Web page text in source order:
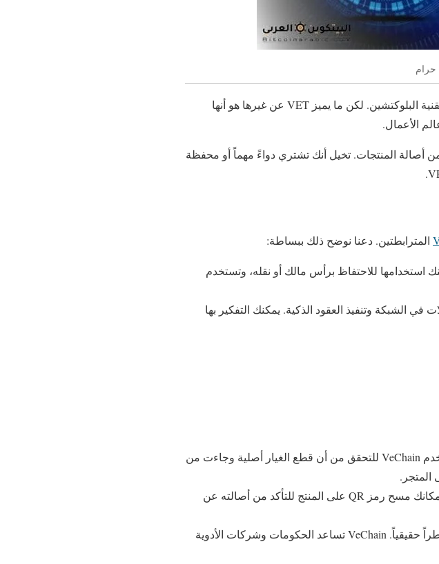
VET هو اختصار لعملة VeChain Token وهي عملة رقمية تستند على تقنية البلوكتشين. لكن ما يميز VET عن غيرها هو أنها
الأعمال.
أصالة المنتجات. تخيل أنك تشتري دواءً مهماً أو محفظة
المترابطتين. دعنا نوضح ذلك ببساطة:
استخدامها للاحتفاظ برأس مالك أو نقله، وتستخدم
الشبكة وتنفيذ العقود الذكية. يمكنك التفكير بها
: شركات كبيرة مثل BMW وDHL تستخدم VeChain للتحقق من أن قطع الغيار أصلية وجاءت من
المتجر.
: إذا كنت تملك هاتفاً أو محفظة غالية، بإمكانك مسح رمز QR على المنتج للتأكد من أصالته عن
: في الدول النامية، المنتجات المزيفة تمثل خطراً حقيقياً. VeChain تساعد الحكومات وشركات الأدوية